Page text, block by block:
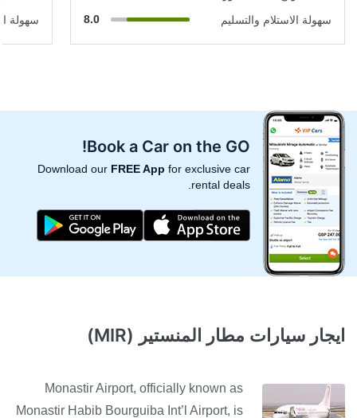
سهولة الاستلام والتسليم
8.0
سهولة
Book a Car on the GO!
Download our FREE App for exclusive car
rental deals.
ايجار سيارات مطار المنستير (MIR)
Monastir Airport, officially known as
Monastir Habib Bourguiba Int’l Airport, is